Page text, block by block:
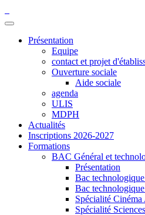
Présentation
Equipe
contact et projet
Ouverture sociale
Aide sociale
agenda
ULIS
MDPH
Actualités
Inscriptions 2026-2027
Formations
BAC Général et
Présentation
Bac
Bac
Spécialité
Spécialité